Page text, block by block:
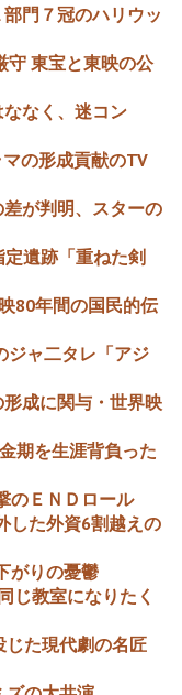
中
が
の
の
本
テ
が
い
門７冠のハリウッ
守 東宝と東映の公
ななく、迷コン
の形成貢献のTV
が判明、スターの
遺跡「重ねた剣
80年間の国民的伝
ジャ二タレ「アジ
成に関与・世界映
期を生涯背負った
のＥＮＤロール
した外資6割越えの
がりの憂鬱
じ教室になりたく
じた現代劇の名匠